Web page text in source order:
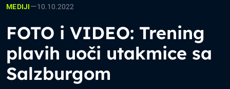
MEDIJI—10.10.2022
FOTO i VIDEO: Trening
plavih uoči utakmice sa
Salzburgom